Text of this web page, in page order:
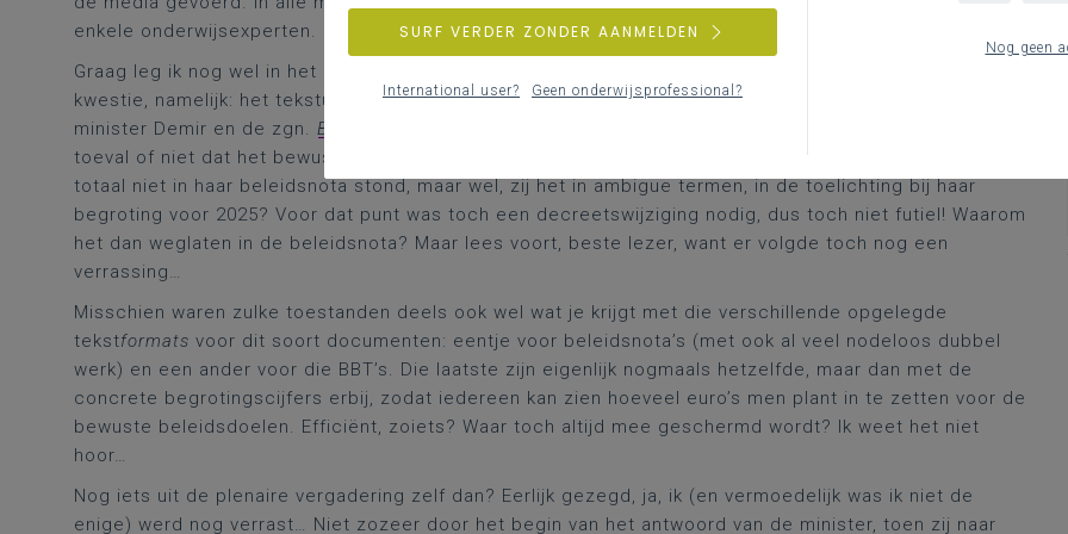
enkele onderwijsexperten.
Graag leg ik nog wel in het bijzonder de vinger op wat mij politiek het meest relevant leek bij deze
kwestie, namelijk: het tekstuele verschil tussen deBeleidsnotaOnderwijs en Vorming 2024-2029
minister Demir en de zgn. Beleids- en begrotingstoelichting
toeval of niet dat het bewuste, inhoudelijke discussiepunt tussen de minister en haar coalitiepartners
totaal niet in haar beleidsnota stond, maar wel, zij het in ambigue termen, in de toelichting bij haar
begroting voor 2025? Voor dat punt was toch een decreetswijziging nodig, dus toch niet futiel! Waarom
het dan weglaten in de beleidsnota? Maar lees voort, beste lezer, want er volgde toch nog een
verrassing…
Misschien waren zulke toestanden deels ook wel wat je krijgt met die verschillende opgelegde
tekstformats voor dit soort documenten: eentje voor beleidsnota’s (met ook al veel nodeloos dubbel
werk) en een ander voor die BBT’s. Die laatste zijn eigenlijk nogmaals hetzelfde, maar dan met de
concrete begrotingscijfers erbij, zodat iedereen kan zien hoeveel euro’s men plant in te zetten voor de
bewuste beleidsdoelen. Efficiënt, zoiets? Waar toch altijd mee geschermd wordt? Ik weet het niet
hoor…
Nog iets uit de plenaire vergadering zelf dan? Eerlijk gezegd, ja, ik (en vermoedelijk was ik niet de
enige) werd nog verrast… Niet zozeer door het begin van het antwoord van de minister, toen zij naar
Nog geen
SURF VERDER ZONDER AANMELDEN
International user? Geen onderwijsprofessional?